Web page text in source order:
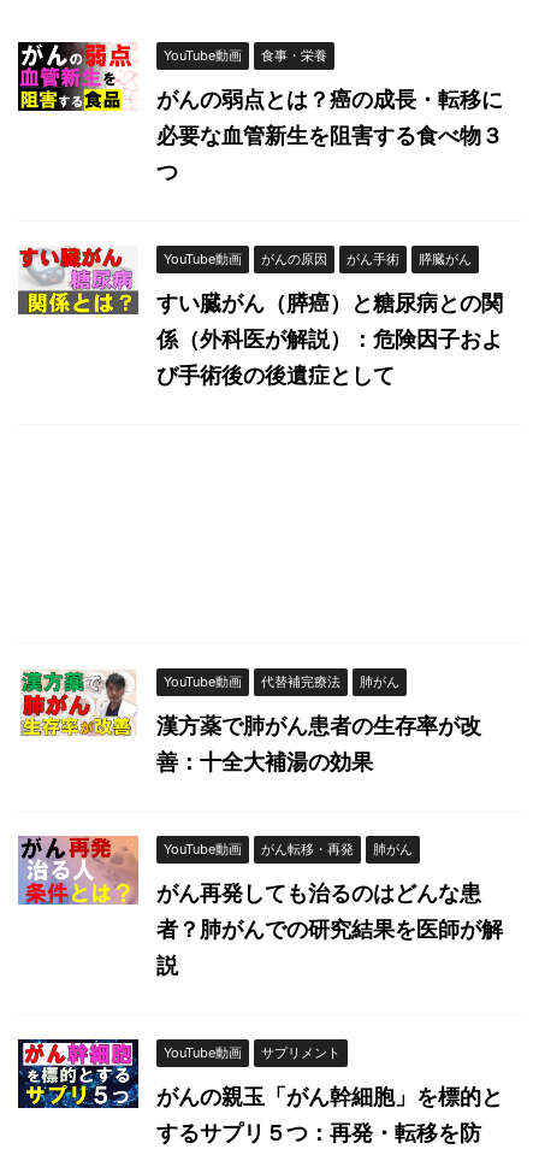
YouTube動画 食事・栄養
がんの弱点とは？癌の成長・転移に
必要な血管新生を阻害する食べ物３
つ
YouTube動画 がんの原因 がん手術 膵臓がん
すい臓がん（膵癌）と糖尿病との関
係（外科医が解説）：危険因子およ
び手術後の後遺症として
YouTube動画 代替補完療法 肺がん
漢方薬で肺がん患者の生存率が改
善：十全大補湯の効果
YouTube動画 がん転移・再発 肺がん
がん再発しても治るのはどんな患
者？肺がんでの研究結果を医師が解
説
YouTube動画 サプリメント
がんの親玉「がん幹細胞」を標的と
するサプリ５つ：再発・転移を防